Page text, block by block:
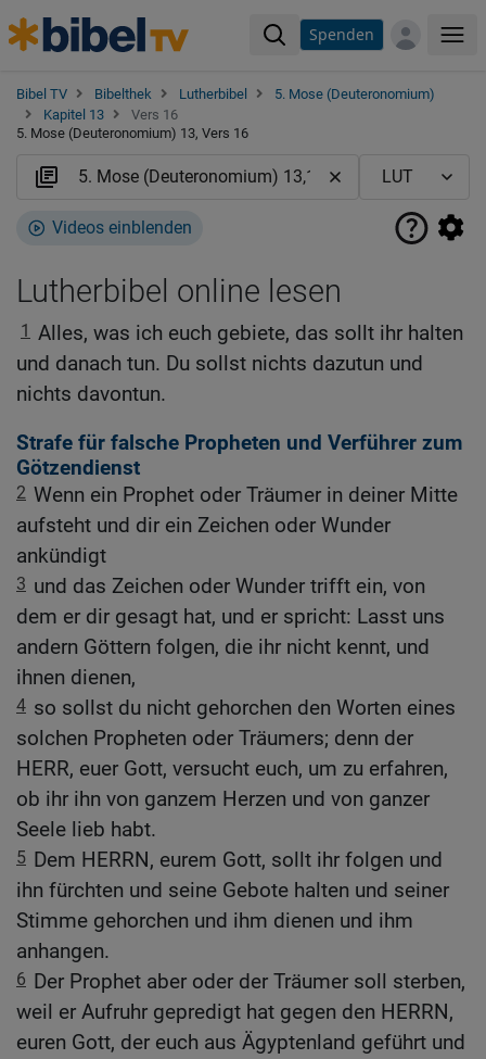
Spenden
Bibel TV Bibelthek Lutherbibel
5. Mose (Deuteronomium)
Kapitel 13
Vers 16
5. Mose (Deuteronomium) 13, Vers 16
Videos einblenden
Lutherbibel online lesen
1 Alles, was ich euch gebiete, das sollt ihr halten
und danach tun. Du sollst nichts dazutun und
nichts davontun.
Strafe für falsche Propheten und Verführer zum
Götzendienst
2 Wenn ein Prophet oder Träumer in deiner Mitte
aufsteht und dir ein Zeichen oder Wunder
ankündigt
3 und das Zeichen oder Wunder trifft ein, von
dem er dir gesagt hat, und er spricht: Lasst uns
andern Göttern folgen, die ihr nicht kennt, und
ihnen dienen,
4 so sollst du nicht gehorchen den Worten eines
solchen Propheten oder Träumers; denn der
HERR, euer Gott, versucht euch, um zu erfahren,
ob ihr ihn von ganzem Herzen und von ganzer
Seele lieb habt.
5 Dem HERRN, eurem Gott, sollt ihr folgen und
ihn fürchten und seine Gebote halten und seiner
Stimme gehorchen und ihm dienen und ihm
anhangen.
6 Der Prophet aber oder der Träumer soll sterben,
weil er Aufruhr gepredigt hat gegen den HERRN,
euren Gott, der euch aus Ägyptenland geführt und